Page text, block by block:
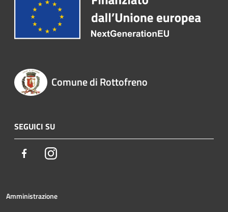
Comune di Rottofreno
SEGUICI SU
FacebookInstagram
Amministrazione